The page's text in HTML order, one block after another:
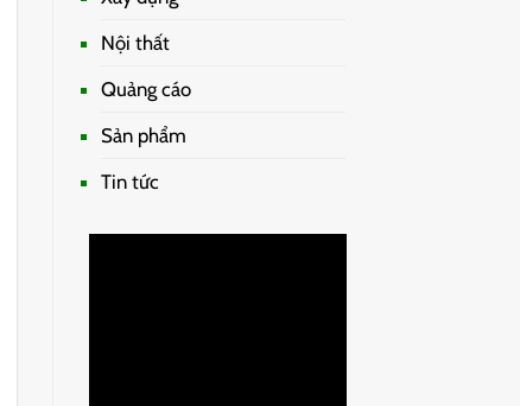
Nội thất
Quảng cáo
Sản phẩm
Tin tức